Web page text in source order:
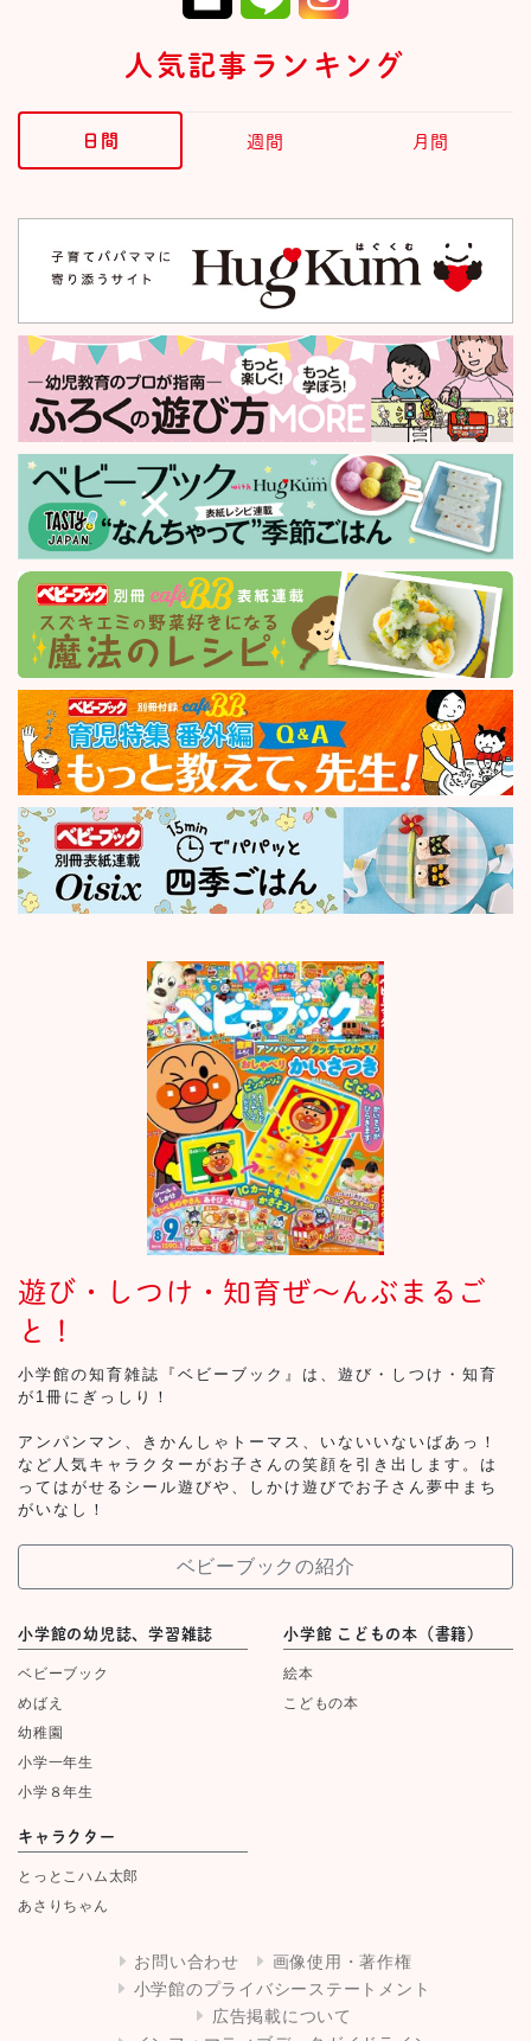
人気記事ランキング
日間 週間 月間
遊び・しつけ・知育ぜ～んぶまるご
と！
小学館の知育雑誌『ベビーブック』は、遊び・しつけ・知育
が1冊にぎっしり！
アンパンマン、きかんしゃトーマス、いないいないばあっ！
など人気キャラクターがお子さんの笑顔を引き出します。は
ってはがせるシール遊びや、しかけ遊びでお子さん夢中まち
がいなし！
ベビーブックの紹介
小学館の幼児誌、学習雑誌
ベビーブック
めばえ
幼稚園
小学一年生
小学８年生
小学館 こどもの本（書籍）
絵本
こどもの本
キャラクター
とっとこハム太郎
あさりちゃん
お問い合わせ
画像使用・著作権
小学館のプライバシーステートメント
広告掲載について